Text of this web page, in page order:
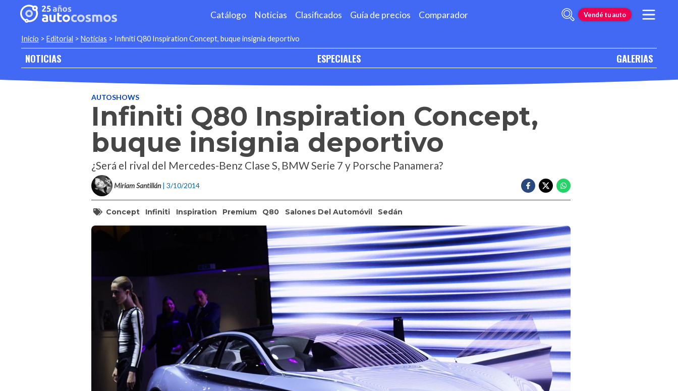
Catálogo Noticias Clasificados Guía de precios Comparador Vendé tu auto
Inicio > Editorial > Noticias > Infiniti Q80 Inspiration Concept, buque insignia deportivo
NOTICIAS ESPECIALES GALERIAS
AUTOSHOWS
Infiniti Q80 Inspiration Concept,
buque insignia deportivo
¿Será el rival del Mercedes-Benz Clase S, BMW Serie 7 y Porsche Panamera?
Miriam Santillán | 3/10/2014
Concept Infiniti Inspiration Premium Q80 Salones Del Automóvil Sedán